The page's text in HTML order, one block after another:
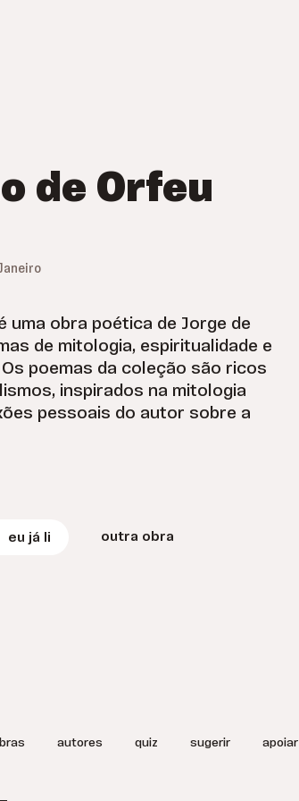
de Orfeu
uma obra poética de Jorge de
de mitologia, espiritualidade e
poemas da coleção são ricos
inspirados na mitologia
pessoais do autor sobre a
eu já li outra obra
autores quiz sugerir apoiar